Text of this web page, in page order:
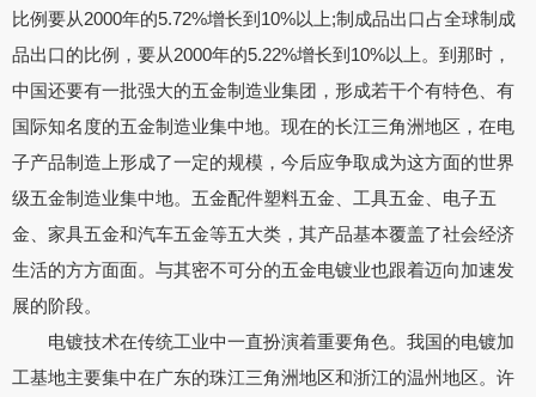
比例要从2000年的5.72%增长到10%以上;制成品出口占全球制成
品出口的比例，要从2000年的5.22%增长到10%以上。到那时，
中国还要有一批强大的五金制造业集团，形成若干个有特色、有
国际知名度的五金制造业集中地。现在的长江三角洲地区，在电
子产品制造上形成了一定的规模，今后应争取成为这方面的世界
级五金制造业集中地。五金配件塑料五金、工具五金、电子五
金、家具五金和汽车五金等五大类，其产品基本覆盖了社会经济
生活的方方面面。与其密不可分的五金电镀业也跟着迈向加速发
展的阶段。
电镀技术在传统工业中一直扮演着重要角色。我国的电镀加
工基地主要集中在广东的珠江三角洲地区和浙江的温州地区。许